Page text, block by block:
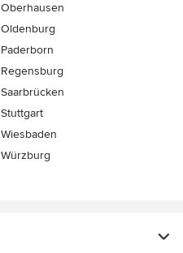
Oberhausen
Oldenburg
Paderborn
Regensburg
Saarbrücken
Stuttgart
Wiesbaden
Würzburg